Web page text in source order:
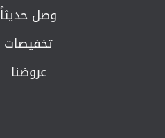
وصل حديثاً
تخفيصات
عروضنا